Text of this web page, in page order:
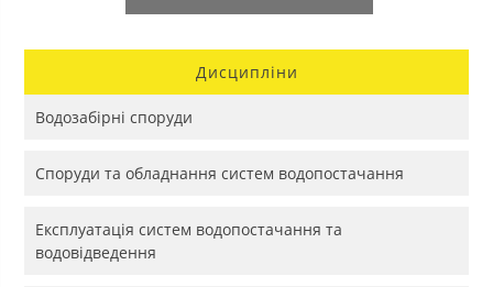
Дисципліни
Водозабірні споруди
Споруди та обладнання систем водопостачання
Експлуатація систем водопостачання та
водовідведення